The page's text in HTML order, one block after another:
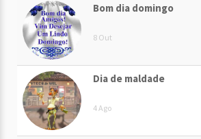
Bom dia domingo
8 Out
Dia de maldade
4 Ago